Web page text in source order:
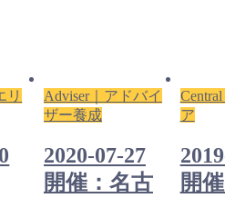
リ
Adviser｜アドバイ
ザー養成
2020-07-27
開催：名古
ア
開